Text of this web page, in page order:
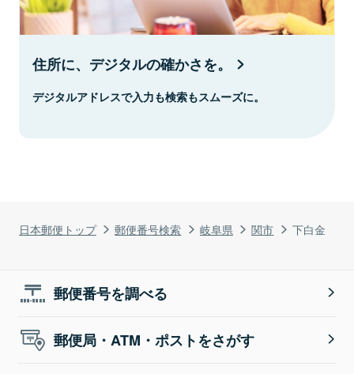
日本郵便トップ 郵便番号検索 岐阜県 関市 下白金
住所に、デジタルの確かさを。
デジタルアドレスで入力も検索もスムーズに。
郵便番号を調べる
郵便局・ATM・ポストをさがす